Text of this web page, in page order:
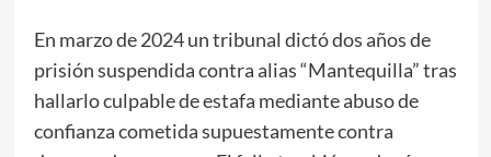
En marzo de 2024 un tribunal dictó dos años de
prisión suspendida contra alias “Mantequilla” tras
hallarlo culpable de estafa mediante abuso de
confianza cometida supuestamente contra